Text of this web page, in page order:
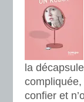
la
confier et